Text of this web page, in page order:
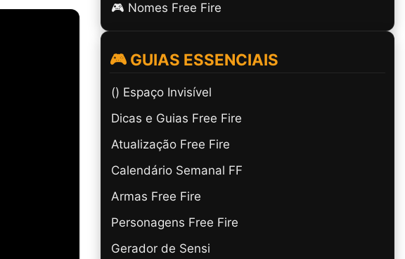
🎮 Nomes Free Fire
🎮 GUIAS ESSENCIAIS
(ㅤ) Espaço Invisível
Dicas e Guias Free Fire
Atualização Free Fire
Calendário Semanal FF
Armas Free Fire
Personagens Free Fire
Gerador de Sensi